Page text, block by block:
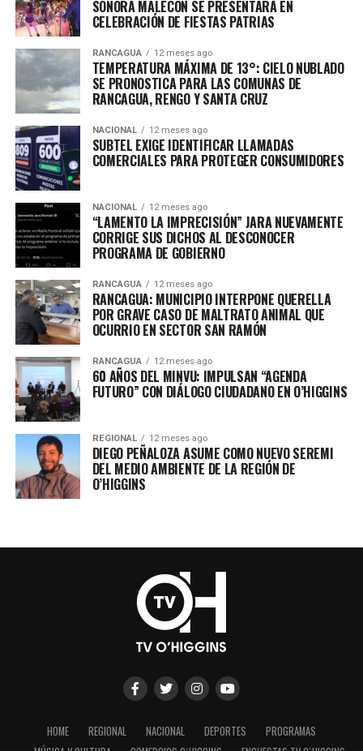
SONORA MALECÓN SE PRESENTARÁ EN
CELEBRACIÓN DE FIESTAS PATRIAS
RANCAGUA 12 meses ago
TEMPERATURA MÁXIMA DE 13°: CIELO NUBLADO
SE PRONOSTICA PARA LAS COMUNAS DE
RANCAGUA, RENGO Y SANTA CRUZ
NACIONAL 12 meses ago
SUBTEL EXIGE IDENTIFICAR LLAMADAS
COMERCIALES PARA PROTEGER CONSUMIDORES
NACIONAL 12 meses ago
“LAMENTO LA IMPRECISIÓN” JARA NUEVAMENTE
CORRIGE SUS DICHOS AL DESCONOCER
PROGRAMA DE GOBIERNO
RANCAGUA 12 meses ago
RANCAGUA: MUNICIPIO INTERPONE QUERELLA
POR GRAVE CASO DE MALTRATO ANIMAL QUE
OCURRIO EN SECTOR SAN RAMÓN
RANCAGUA 12 meses ago
60 AÑOS DEL MINVU: IMPULSAN “AGENDA
FUTURO” CON DIÁLOGO CIUDADANO EN O’HIGGINS
REGIONAL 12 meses ago
DIEGO PEÑALOZA ASUME COMO NUEVO SEREMI
DEL MEDIO AMBIENTE DE LA REGIÓN DE
O’HIGGINS
HOME REGIONAL NACIONAL DEPORTES
PROGRAMAS